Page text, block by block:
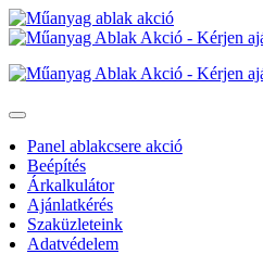
Panel ablakcsere akció
Beépítés
Árkalkulátor
Ajánlatkérés
Szaküzleteink
Adatvédelem